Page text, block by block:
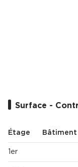
Surface -
Étage Bâtiment
1er